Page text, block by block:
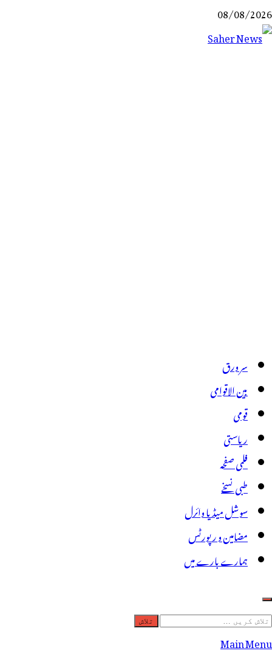
Skip
to
08/08/2026
سر ورق
بین الاقوامی
قومی
ریاستی
فلمی صفحہ
طبی نسخے
سوشل میڈیا وائرل
مضامین و رپورٹس
ہمارے بارے میں
تلاش
کریں
Main Menu